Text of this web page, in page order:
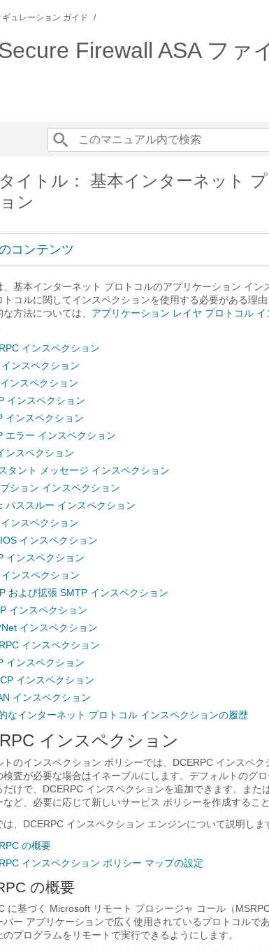
ギュレーション ガイド
Firewall ASA フ
イトル： 基本インターネット
ン
コンテンツ
、基本インターネット プロトコルのアプリケーション イ
トコルに関してインスペクションを使用する必要がある理
な方法については、 アプリケーション レイヤ プロトコル
インスペクション
ンスペクション
ンスペクション
インスペクション
インスペクション
エラー インスペクション
ンスペクション
タント メッセージ インスペクション
ション インスペクション
パススルー インスペクション
ンスペクション
インスペクション
インスペクション
ンスペクション
および拡張 SMTP インスペクション
インスペクション
インスペクション
インスペクション
インスペクション
インスペクション
インスペクション
なインターネット プロトコル インスペクションの履歴
インスペクション
トのインスペクション ポリシーでは、DCERPC インスペ
検査が必要な場合はイネーブルにします。デフォルトのグ
だけで、DCERPC インスペクションを追加できます。また
など、必要に応じて新しいサービス ポリシーを作成すること
は、DCERPC インスペクション エンジンについて説明しま
の概要
インスペクション ポリシー マップの設定
の概要
に基づく Microsoft リモート プロシージャ コール（
バー アプリケーションで広く使用されているプロトコルで
のプログラムをリモートで実行できるようにします。